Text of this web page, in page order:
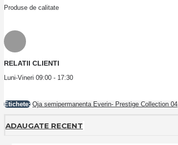
Produse de calitate
RELATII CLIENTI
Luni-Vineri 09:00 - 17:30
Etichete: Oja semipermanenta Everin- Prestige Collection 04
ADAUGATE RECENT